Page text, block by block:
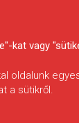
kat vagy
oldalunk
a sütikről.